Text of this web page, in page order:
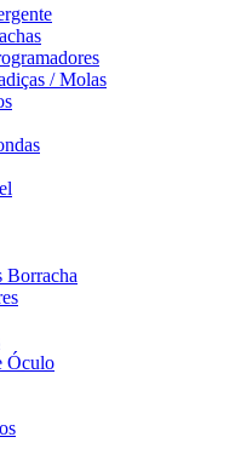
/ Molas
Borracha
Óculo